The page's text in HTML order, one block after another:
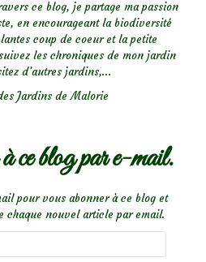
ce blog, je partage ma passion
en encourageant la biodiversité
coup de coeur et la petite
les chroniques de mon jardin
d’autres jardins,...
Jardins de Malorie
ce blog par e-mail.
pour vous abonner à ce blog et
nouvel article par email.